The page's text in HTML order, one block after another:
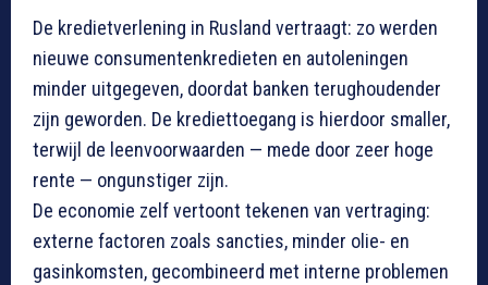
De kredietverlening in Rusland vertraagt: zo werden
nieuwe consumentenkredieten en autoleningen
minder uitgegeven, doordat banken terughoudender
zijn geworden. De krediettoegang is hierdoor smaller,
terwijl de leenvoorwaarden — mede door zeer hoge
rente — ongunstiger zijn.
De economie zelf vertoont tekenen van vertraging:
externe factoren zoals sancties, minder olie- en
gasinkomsten, gecombineerd met interne problemen